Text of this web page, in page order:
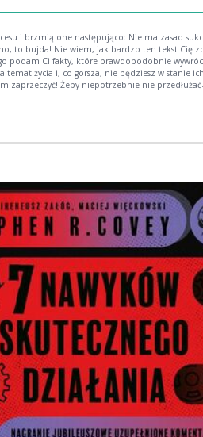
one następująco: Nie ma zasad sukcesu, a
ten tekst Cię zdziwi,
podam Ci fakty, które prawdopodobnie
temat życia i, co gorsza, nie będziesz w stanie
nie przedłużać
dziennie? Zamiast tego najbogatsi ludzie
- Dlaczego tak wielu ludziom nie
maksimum swoich możliwości i wciąż trwają w